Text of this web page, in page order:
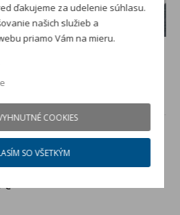
€
€
ďakujeme za udelenie súhlasu.
našich služieb a
priamo Vám na mieru.
COOKIES
SO VŠETKÝM